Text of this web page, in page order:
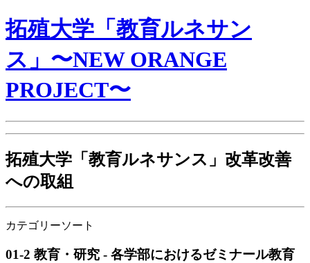
拓殖大学「教育ルネサン
ス」〜NEW ORANGE
PROJECT〜
拓殖大学「教育ルネサンス」改革改善
への取組
カテゴリーソート
01-2 教育・研究 - 各学部におけるゼミナール教育